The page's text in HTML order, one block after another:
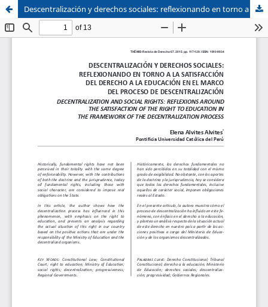
Sistema de
Bibliotecas
Facultad de
Derecho
Descentralización y derechos sociales: reflexionando en torno a la satisfacción del derecho a la educación en el marco del proceso de descentralización